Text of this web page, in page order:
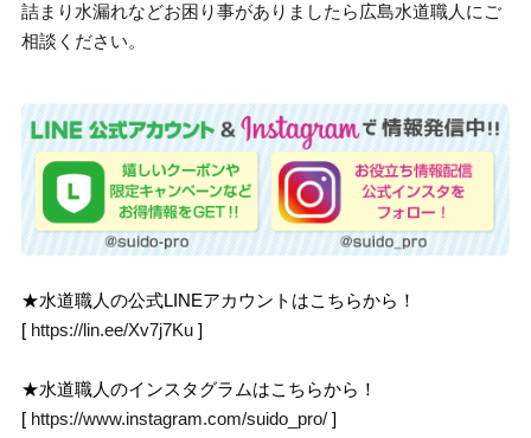
詰まり水漏れなどお困り事がありましたら広島水道職人にご
相談ください。
★水道職人の公式LINEアカウントはこちらから！
[ https://lin.ee/Xv7j7Ku ]
★水道職人のインスタグラムはこちらから！
[ https://www.instagram.com/suido_pro/ ]